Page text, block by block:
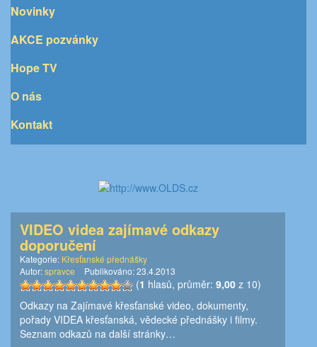
Novinky
AKCE pozvánky
Hope TV
O nás
Kontakt
VIDEO videa zajímavé odkazy
doporučení
Kategorie: Křesťanské přednášky
Autor:spravce Publikováno:23.4.2013
(1 hlasů, průměr: 9,00 z 10)
Odkazy na Zajímavé křesťanské video, dokumenty,
pořady VIDEA křesťanská, vědecké přednášky i filmy.
Seznam odkazů na další stránky…